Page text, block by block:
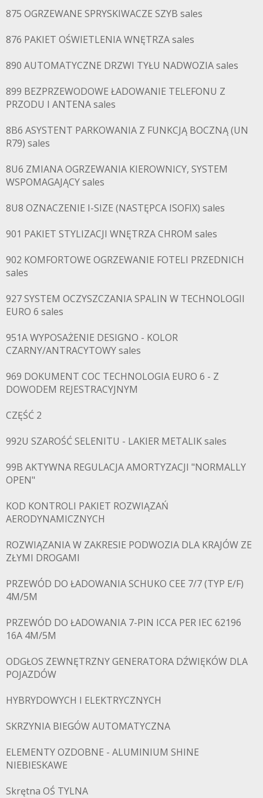
875 OGRZEWANE SPRYSKIWACZE SZYB sales
876 PAKIET OŚWIETLENIA WNĘTRZA sales
890 AUTOMATYCZNE DRZWI TYŁU NADWOZIA sales
899 BEZPRZEWODOWE ŁADOWANIE TELEFONU Z
PRZODU I ANTENA sales
8B6 ASYSTENT PARKOWANIA Z FUNKCJĄ BOCZNĄ (UN
R79) sales
8U6 ZMIANA OGRZEWANIA KIEROWNICY, SYSTEM
WSPOMAGAJĄCY sales
8U8 OZNACZENIE I-SIZE (NASTĘPCA ISOFIX) sales
901 PAKIET STYLIZACJI WNĘTRZA CHROM sales
902 KOMFORTOWE OGRZEWANIE FOTELI PRZEDNICH
sales
927 SYSTEM OCZYSZCZANIA SPALIN W TECHNOLOGII
EURO 6 sales
951A WYPOSAŻENIE DESIGNO - KOLOR
CZARNY/ANTRACYTOWY sales
969 DOKUMENT COC TECHNOLOGIA EURO 6 - Z
DOWODEM REJESTRACYJNYM
CZĘŚĆ 2
992U SZAROŚĆ SELENITU - LAKIER METALIK sales
99B AKTYWNA REGULACJA AMORTYZACJI "NORMALLY
OPEN"
KOD KONTROLI PAKIET ROZWIĄZAŃ
AERODYNAMICZNYCH
ROZWIĄZANIA W ZAKRESIE PODWOZIA DLA KRAJÓW ZE
ZŁYMI DROGAMI
PRZEWÓD DO ŁADOWANIA SCHUKO CEE 7/7 (TYP E/F)
4M/5M
PRZEWÓD DO ŁADOWANIA 7-PIN ICCA PER IEC 62196
16A 4M/5M
ODGŁOS ZEWNĘTRZNY GENERATORA DŹWIĘKÓW DLA
POJAZDÓW
HYBRYDOWYCH I ELEKTRYCZNYCH
SKRZYNIA BIEGÓW AUTOMATYCZNA
ELEMENTY OZDOBNE - ALUMINIUM SHINE
NIEBIESKAWE
Skrętna OŚ TYLNA